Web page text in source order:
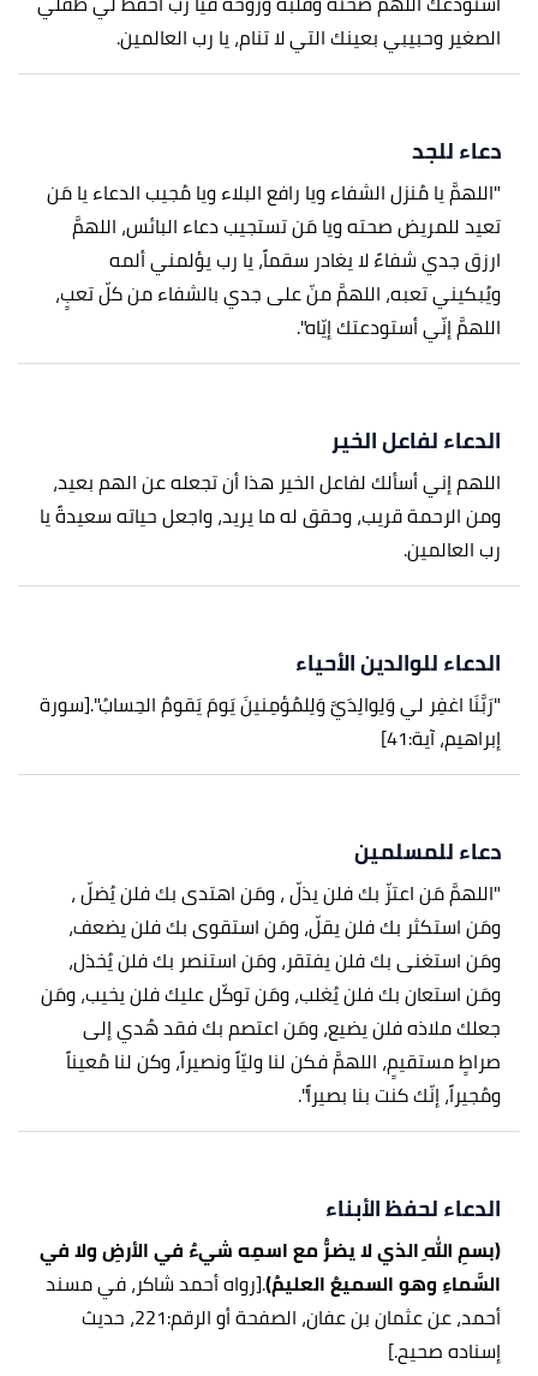
الصغير وحبيبي بعينك التي لا تنام، يا رب العالمين.
دعاء للجد
"اللهمَّ يا مُنزل الشفاء ويا رافع البلاء ويا مُجيب الدعاء يا مَن
تعيد للمريض صحته ويا مَن تستجيب دعاء البائس، اللهمَّ
ارزق جدي شفاءً لا يغادر سقماً، يا رب يؤلمني ألمه
ويُبكيني تعبه، اللهمَّ منّ على جدي بالشفاء من كلّ تعبٍ،
اللهمَّ إنّي أستودعتك إيّاه".
الدعاء لفاعل الخير
اللهم إني أسألك لفاعل الخير هذا أن تجعله عن الهم بعيد،
ومن الرحمة قريب، وحقق له ما يريد، واجعل حياته سعيدةً يا
رب العالمين.
الدعاء للوالدين الأحياء
"رَبَّنَا اغفِر لي وَلِوالِدَيَّ وَلِلمُؤمِنينَ يَومَ يَقومُ الحِسابُ".[سورة
إبراهيم، آية:41]
دعاء للمسلمين
"اللهمَّ مَن اعتزّ بك فلن يذلّ ، ومَن اهتدى بك فلن يُضلّ ،
ومَن استكثر بك فلن يقلّ، ومَن استقوى بك فلن يضعف،
ومَن استغنى بك فلن يفتقر، ومَن استنصر بك فلن يُخذل،
ومَن استعان بك فلن يُغلب، ومَن توكّل عليك فلن يخيب، ومَن
جعلك ملاذه فلن يضيع، ومَن اعتصم بك فقد هُدي إلى
صراطٍ مستقيمٍ، اللهمَّ فكن لنا وليّاً ونصيراً، وكن لنا مُعيناً
ومُجيراً، إنّك كنت بنا بصيراً".
الدعاء لحفظ الأبناء
(بسمِ اللهِ الذي لا يضرُّ مع اسمِه شيءٌ في الأرضِ ولا في
السَّماءِ وهو السميعُ العليمُ).[رواه أحمد شاكر، في مسند
أحمد، عن عثمان بن عفان، الصفحة أو الرقم:221، حديث
إسناده صحيح.]